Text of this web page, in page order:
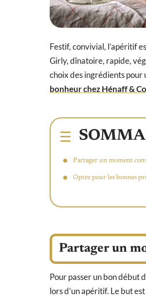
Festif, convivial, l’apéritif
Girly, dînatoire, rapide,
choix des ingrédients pour
bonheur chez Hénaff & Co
Partager un moment
Optez pour les bonnes
Partager un
Pour passer un bon début
lors d’un apéritif. Le but